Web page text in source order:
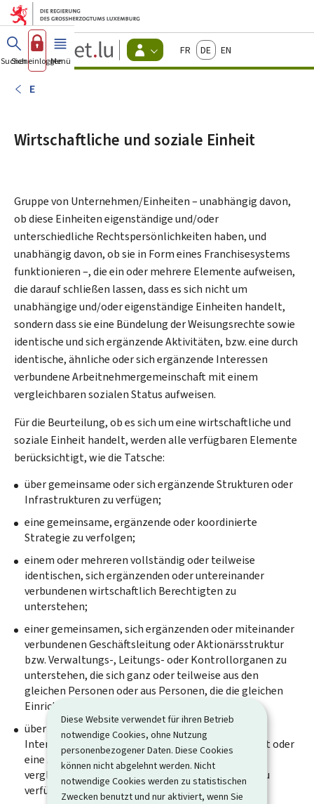
Diese Website verwendet für ihren Betrieb
notwendige Cookies, ohne Nutzung
personenbezogener Daten. Diese Cookies
können nicht abgelehnt werden. Nicht
notwendige Cookies werden zu statistischen
Zwecken benutzt und nur aktiviert, wenn Sie
Zum Hauptmenü
Zum Inhalt
Guichet.lu
Changer
d'espace
FrançaisDeutschEnglish
Suchen
Sich einloggen
Menü Haupt-
E
Wirtschaftliche und soziale Einheit
Gruppe von Unternehmen/Einheiten – unabhängig davon,
ob diese Einheiten eigenständige und/oder
unterschiedliche Rechtspersönlichkeiten haben, und
unabhängig davon, ob sie in Form eines Franchisesystems
funktionieren –, die ein oder mehrere Elemente aufweisen,
die darauf schließen lassen, dass es sich nicht um
unabhängige und/oder eigenständige Einheiten handelt,
sondern dass sie eine Bündelung der Weisungsrechte sowie
identische und sich ergänzende Aktivitäten, bzw. eine durch
identische, ähnliche oder sich ergänzende Interessen
verbundene Arbeitnehmergemeinschaft mit einem
vergleichbaren sozialen Status aufweisen.
Für die Beurteilung, ob es sich um eine wirtschaftliche und
soziale Einheit handelt, werden alle verfügbaren Elemente
berücksichtigt, wie die Tatsche:
über gemeinsame oder sich ergänzende Strukturen oder
Infrastrukturen zu verfügen;
eine gemeinsame, ergänzende oder koordinierte
Strategie zu verfolgen;
einem oder mehreren vollständig oder teilweise
identischen, sich ergänzenden oder untereinander
verbundenen wirtschaftlich Berechtigten zu
unterstehen;
einer gemeinsamen, sich ergänzenden oder miteinander
verbundenen Geschäftsleitung oder Aktionärsstruktur
bzw. Verwaltungs-, Leitungs- oder Kontrollorganen zu
unterstehen, die sich ganz oder teilweise aus den
gleichen Personen oder aus Personen, die die gleichen
Einrichtungen vertreten, zusammensetzen;
über eine durch gemeinsame oder sich ergänzende
Interessen verbundene Arbeitnehmergemeinschaft oder
eine Arbeitnehmergemeinschaft mit einem
vergleichbaren oder verwandten sozialen Status zu
verfügen.